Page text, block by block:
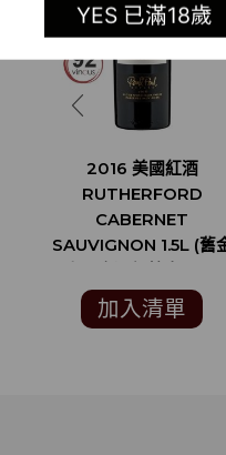
YES 已滿18歲
2016 美國紅酒
RUTHERFORD
CABERNET
SAUVIGNON 1.5L (舊
FRANCISCO
INTERNATIONAL
加入清單